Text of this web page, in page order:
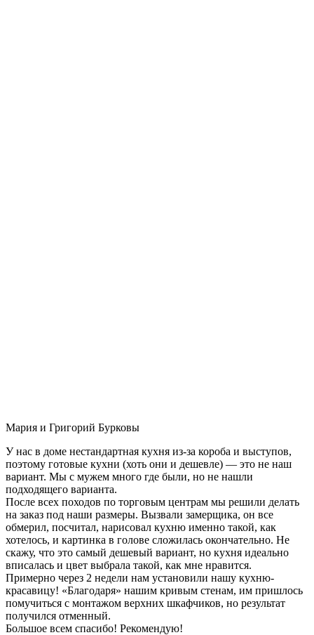
Мария и Григорий Бурковы
У нас в доме нестандартная кухня из-за короба и выступов,
поэтому готовые кухни (хоть они и дешевле) — это не наш
вариант. Мы с мужем много где были, но не нашли
подходящего варианта.
После всех походов по торговым центрам мы решили делать
на заказ под наши размеры. Вызвали замерщика, он все
обмерил, посчитал, нарисовал кухню именно такой, как
хотелось, и картинка в голове сложилась окончательно. Не
скажу, что это самый дешевый вариант, но кухня идеально
вписалась и цвет выбрала такой, как мне нравится.
Примерно через 2 недели нам установили нашу кухню-
красавицу! «Благодаря» нашим кривым стенам, им пришлось
помучиться с монтажом верхних шкафчиков, но результат
получился отменный.
Большое всем спасибо! Рекомендую!